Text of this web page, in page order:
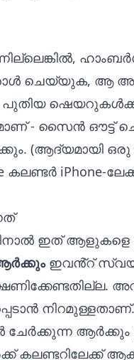
ചെയ്യുക, ആ
പുതിയ
- സൈൻ ഔട്ട്
(ആദ്യമായി
കലണ്ടർ iPhone-
ഇത്
ഇവൻ്റ്
നിറമുള്ളതാണ്.
ചേർക്കുന്ന ആർക്കും
കലണ്ടറിലേക്ക്